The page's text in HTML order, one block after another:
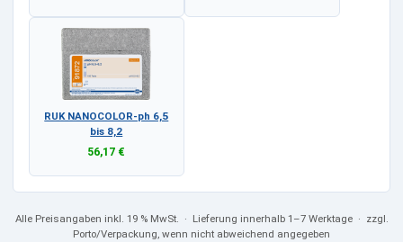
RUK NANOCOLOR-ph 6,5
bis 8,2
56,17 €
Alle Preisangaben inkl. 19 % MwSt. · Lieferung innerhalb 1–7 Werktage · zzgl.
Porto/Verpackung, wenn nicht abweichend angegeben